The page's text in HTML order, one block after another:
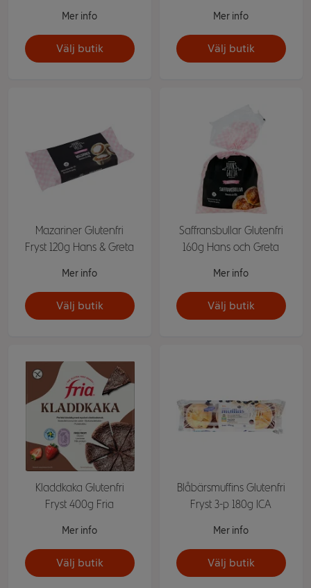
Mer info
Välj butik
Mer info
Välj butik
Mazariner Glutenfri
Fryst 120g Hans & Greta
Mer info
Välj butik
Saffransbullar Glutenfri
160g Hans och Greta
Mer info
Välj butik
Kladdkaka Glutenfri
Fryst 400g Fria
Mer info
Välj butik
Blåbärsmuffins Glutenfri
Fryst 3-p 180g ICA
Mer info
Välj butik